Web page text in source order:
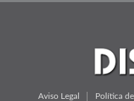
Aviso Legal Política